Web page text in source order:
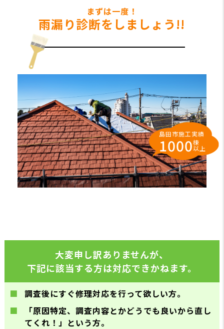
まずは一度！
雨漏り診断をしましょう!!
島田市施工実績
1000棟
以上
大変申し訳ありませんが、
下記に該当する方は対応できかねます。
調査後にすぐ修理対応を行って欲しい方。
「原因特定、調査内容とかどうでも良いから直し
てくれ！」という方。